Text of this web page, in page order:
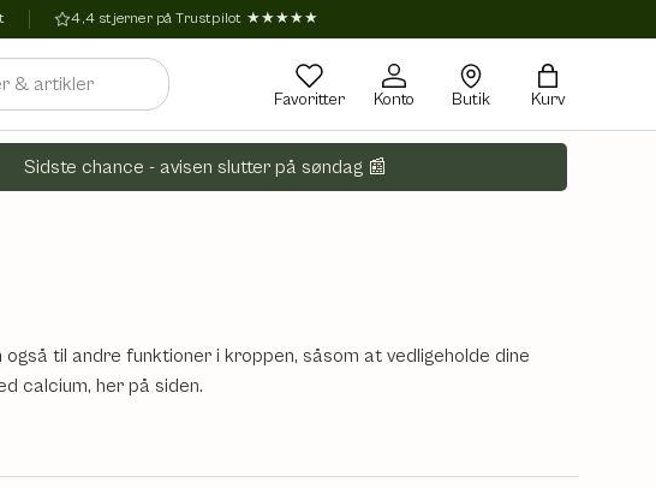
4,4 stjerner på Trustpilot ★★★★★
Favoritter
Konto Butik Kurv
Sidste chance - avisen slutter på søndag 📰
til andre funktioner i kroppen, såsom at vedligeholde dine
calcium, her på siden.